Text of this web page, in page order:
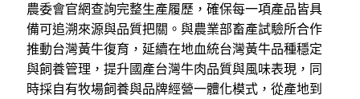
農委會官網查詢完整生產履歷，確保每一項產品皆具
備可追溯來源與品質把關。與農業部畜產試驗所合作
推動台灣黃牛復育，延續在地血統台灣黃牛品種穩定
與飼養管理，提升國產台灣牛肉品質與風味表現，同
時採自有牧場飼養與品牌經營一體化模式，從產地到